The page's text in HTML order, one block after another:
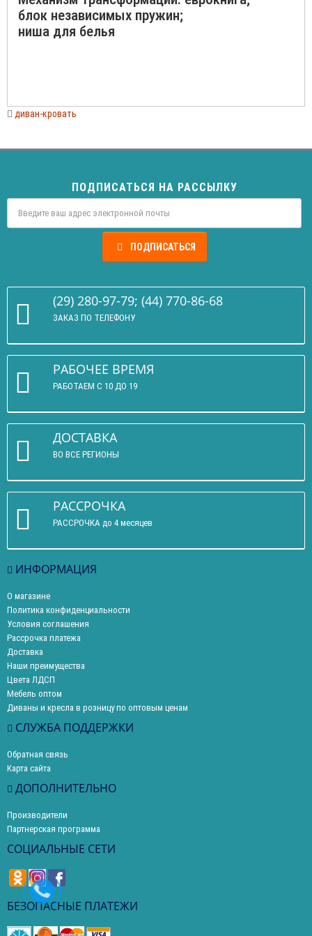
блок независимых пружин;
ниша для белья
диван-кровать
ПОДПИСАТЬСЯ НА РАССЫЛКУ
ПОДПИСАТЬСЯ
(29) 280-97-79; (44) 770-86-68
ЗАКАЗ ПО ТЕЛЕФОНУ
РАБОЧЕЕ ВРЕМЯ
РАБОТАЕМ С 10 ДО 19
ДОСТАВКА
ВО ВСЕ РЕГИОНЫ
РАССРОЧКА
РАССРОЧКА до 4 месяцев
ИНФОРМАЦИЯ
О магазине
Политика конфиденциальности
Условия соглашения
Рассрочка платежа
Доставка
Наши преимущества
Цвета ЛДСП
Мебель оптом
Диваны и кресла в розницу по оптовым ценам
СЛУЖБА ПОДДЕРЖКИ
Обратная связь
Карта сайта
ДОПОЛНИТЕЛЬНО
Производители
Партнерская программа
СОЦИАЛЬНЫЕ СЕТИ
БЕЗОПАСНЫЕ ПЛАТЕЖИ